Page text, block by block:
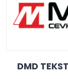
DMD